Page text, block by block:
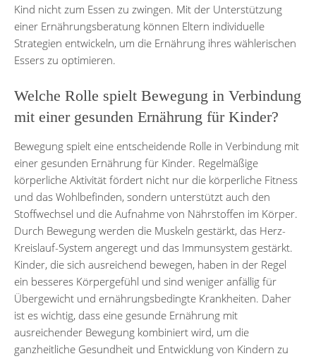
Kind nicht zum Essen zu zwingen. Mit der Unterstützung
einer Ernährungsberatung können Eltern individuelle
Strategien entwickeln, um die Ernährung ihres wählerischen
Essers zu optimieren.
Welche Rolle spielt Bewegung in Verbindung
mit einer gesunden Ernährung für Kinder?
Bewegung spielt eine entscheidende Rolle in Verbindung mit
einer gesunden Ernährung für Kinder. Regelmäßige
körperliche Aktivität fördert nicht nur die körperliche Fitness
und das Wohlbefinden, sondern unterstützt auch den
Stoffwechsel und die Aufnahme von Nährstoffen im Körper.
Durch Bewegung werden die Muskeln gestärkt, das Herz-
Kreislauf-System angeregt und das Immunsystem gestärkt.
Kinder, die sich ausreichend bewegen, haben in der Regel
ein besseres Körpergefühl und sind weniger anfällig für
Übergewicht und ernährungsbedingte Krankheiten. Daher
ist es wichtig, dass eine gesunde Ernährung mit
ausreichender Bewegung kombiniert wird, um die
ganzheitliche Gesundheit und Entwicklung von Kindern zu